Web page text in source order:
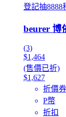
登記抽8888
beurer 博
(3)
$1,464
(售價已折)
$1,627
折價券
P幣
折扣